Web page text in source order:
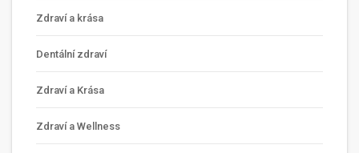
Zdraví a krása
Dentální zdraví
Zdraví a Krása
Zdraví a Wellness